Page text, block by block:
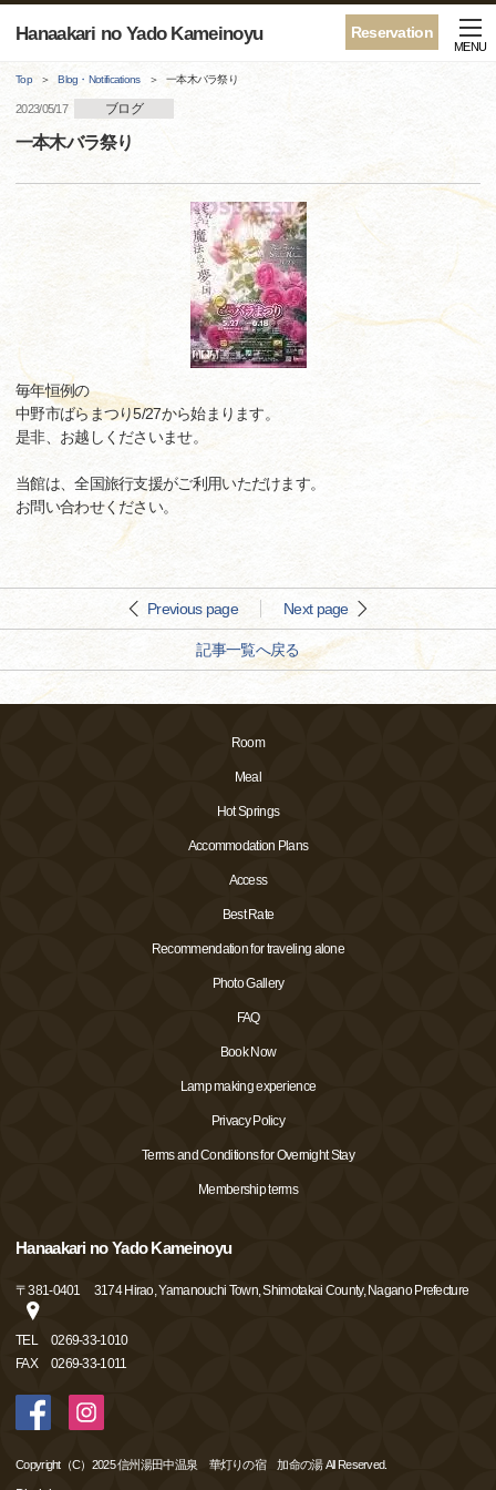
Reservation
Hanaakari no Yado Kameinoyu
MENU
Top Blog・Notifications 一本木バラ祭り
2023/05/17 ブログ
一本木バラ祭り
毎年恒例の
中野市ばらまつり5/27から始まります。
是非、お越しくださいませ。
当館は、全国旅行支援がご利用いただけます。
お問い合わせください。
Previous page Next page
記事一覧へ戻る
Room
Meal
Hot Springs
Accommodation Plans
Access
Best Rate
Recommendation for traveling alone
Photo Gallery
FAQ
Book Now
Lamp making experience
Privacy Policy
Terms and Conditions for Overnight Stay
Membership terms
Hanaakari no Yado Kameinoyu
〒381-0401 3174 Hirao, Yamanouchi Town, Shimotakai County, Nagano Prefecture
TEL
0269-33-1010
FAX
0269-33-1011
Copyright（C）2025 信州湯田中温泉 華灯りの宿 加命の湯 All Reserved.